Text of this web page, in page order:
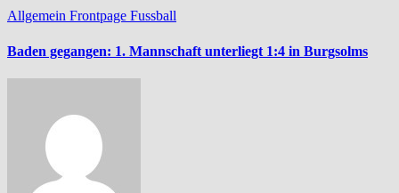
Allgemein Frontpage Fussball
Baden gegangen: 1. Mannschaft unterliegt 1:4 in Burgsolms